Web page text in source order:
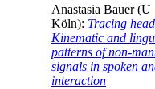
Anastasia Bauer (U
Köln): Tracing
Kinematic and
patterns of non-
signals in spoken
interaction